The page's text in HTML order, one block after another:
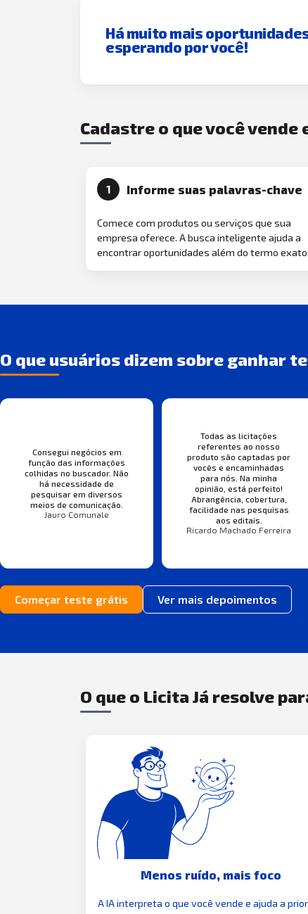
Há muito mais
esperando por você!
Cadastre o que você
1 Informe suas palavras-chave
Comece com produtos ou serviços que sua
empresa oferece. A busca inteligente ajuda a
encontrar oportunidades além do termo exato.
O que usuários dizem sobre ganhar
Consegui negócios em
função das informações
colhidas no buscador. Não
há necessidade de
pesquisar em diversos
meios de comunicação.
Jauro Comunale
Todas as licitações
referentes ao nosso
produto são captadas por
vocês e encaminhadas
para nós. Na minha
opinião, está perfeito!
Abrangência, cobertura,
facilidade nas pesquisas
aos editais.
Ricardo Machado Ferreira
Começar teste grátis Ver mais depoimentos
O que o Licita Já resolve
Menos ruído, mais foco
A IA interpreta o que você vende e ajuda a